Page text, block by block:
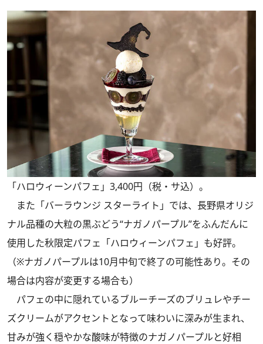
「ハロウィーンパフェ」3,400円（税・サ込）。
また「バーラウンジ スターライト」では、長野県オリジ
ナル品種の大粒の黒ぶどう“ナガノパープル”をふんだんに
使用した秋限定パフェ「ハロウィーンパフェ」も好評。
（※ナガノパープルは10月中旬で終了の可能性あり。その
場合は内容が変更する場合も）
パフェの中に隠れているブルーチーズのブリュレやチー
ズクリームがアクセントとなって味わいに深みが生まれ、
甘みが強く穏やかな酸味が特徴のナガノパープルと好相